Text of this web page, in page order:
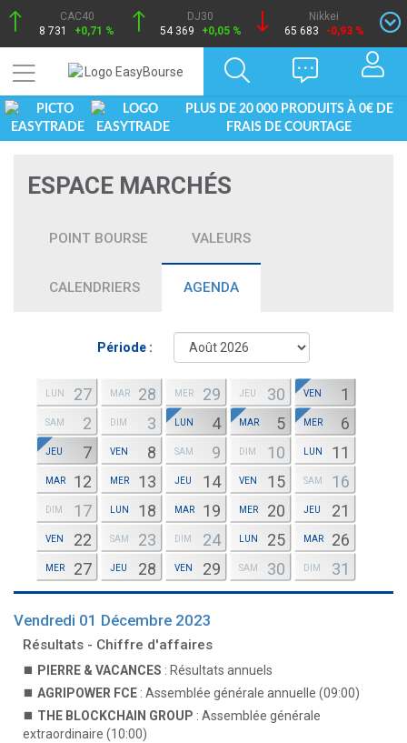
CAC40
8 731
+0,71 %
DJ30
54 369
+0,05 %
Nikkei
65 683
-0,93 %
PLUS DE 20 000 PRODUITS À 0€ DE
FRAIS DE COURTAGE
ESPACE MARCHÉS
POINT BOURSE VALEURS
CALENDRIERS AGENDA
Période :
LUN 27 MAR 28 MER 29 JEU 30 VEN 1
SAM 2 DIM 3 LUN 4 MAR 5 MER 6
JEU 7 VEN 8 SAM 9 DIM 10 LUN 11
MAR 12 MER 13 JEU 14 VEN 15 SAM 16
DIM 17 LUN 18 MAR 19 MER 20 JEU 21
VEN 22 SAM 23 DIM 24 LUN 25 MAR 26
MER 27 JEU 28 VEN 29 SAM 30 DIM 31
Vendredi 01 Décembre 2023
Résultats - Chiffre d'affaires
PIERRE & VACANCES : Résultats annuels
AGRIPOWER FCE : Assemblée générale annuelle (09:00)
THE BLOCKCHAIN GROUP : Assemblée générale
extraordinaire (10:00)